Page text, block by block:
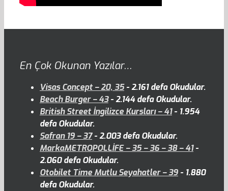
En Çok Okunan Yazılar…
Visas Concept – 20, 35- 2.161 defa Okudular.
Beach Burger – 43- 2.144 defa Okudular.
British Street İngilizce Kursları – 41- 1.954
defa Okudular.
Safran 19 – 37- 2.003 defa Okudular.
MarkaMETROPOLLİFE – 35 – 36 – 38 – 41-
2.060 defa Okudular.
Otobilet Time Mutlu Seyahatler – 39 - 1.880
defa Okudular.